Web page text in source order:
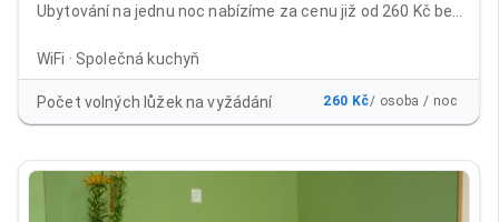
Ubytování na jednu noc nabízíme za cenu již od 260 Kč bez
a WiFi ZDARMA. Ubytovnu i penzion najdete téměř v centru
města Olomouc, a to na výborně dostupném místě v areálu
bývalých kasáren Prokopa Holého, naproti prodejně
Baumax Olomouc. Nabízíme klidné ubytování ve 2-
WiFi · Společná kuchyň
Počet volných lůžek na vyžádání 260 Kč/ osoba / noc